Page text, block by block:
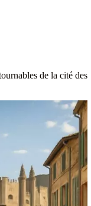
de la cité des